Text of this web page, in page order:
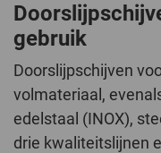
gebruik
Doorslijpschijven
volmateriaal,
edelstaal (INOX),
drie kwaliteitslijnen